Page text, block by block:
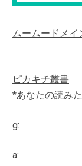
ムームードメイ
ピカキチ叢書
*あなたの読み
g:
a: